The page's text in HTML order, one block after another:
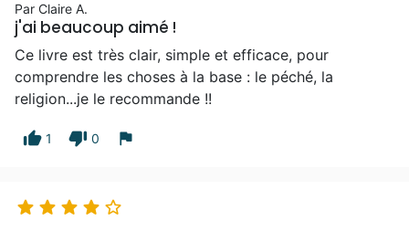
Par Claire A.
j'ai beaucoup aimé !
Ce livre est très clair, simple et efficace, pour
comprendre les choses à la base : le péché, la
religion...je le recommande !!
thumb_up 1 thumb_down 0 flag
    